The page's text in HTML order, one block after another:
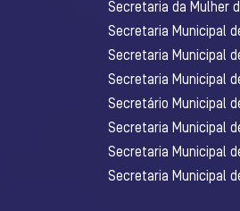
Secretaria da Mulher
Secretaria Municipal
Secretaria Municipal
Secretaria Municipal
Secretário Municipal
Secretaria Municipal
Secretaria Municipal
Secretaria Municipal